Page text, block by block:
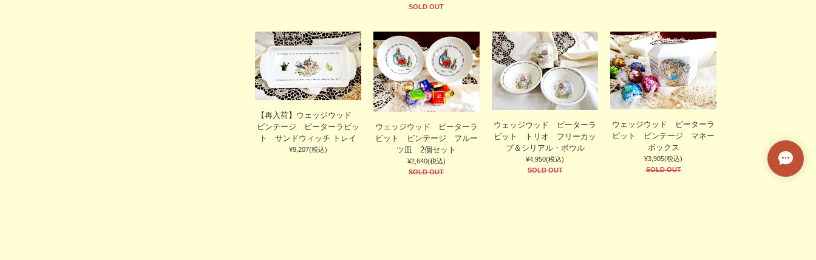
SOLD OUT
【再入荷】ウェッジウッド
ビンテージ ピーターラビッ
ト サンドウィッチ トレイ
¥9,207(税込)
ウェッジウッド ピーターラ
ビット ビンテージ フルー
ツ皿 2個セット
¥2,640(税込)
SOLD OUT
ウェッジウッド ピーターラ
ビット トリオ フリーカッ
プ＆シリアル・ボウル
¥4,950(税込)
SOLD OUT
ウェッジウッド ピーターラ
ビット ビンテージ マネー
ボックス
¥3,905(税込)
SOLD OUT